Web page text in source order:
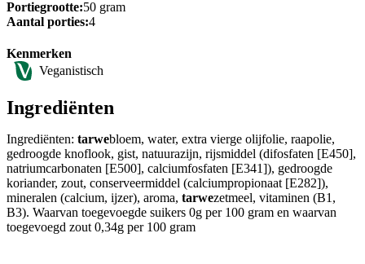
Portiegrootte:50 gram
Aantal porties:4
Kenmerken
Veganistisch
Ingrediënten
Ingrediënten: tarwebloem, water, extra vierge olijfolie, raapolie,
gedroogde knoflook, gist, natuurazijn, rijsmiddel (difosfaten [E450],
natriumcarbonaten [E500], calciumfosfaten [E341]), gedroogde
koriander, zout, conserveermiddel (calciumpropionaat [E282]),
mineralen (calcium, ijzer), aroma, tarwezetmeel, vitaminen (B1,
B3). Waarvan toegevoegde suikers 0g per 100 gram en waarvan
toegevoegd zout 0,34g per 100 gram